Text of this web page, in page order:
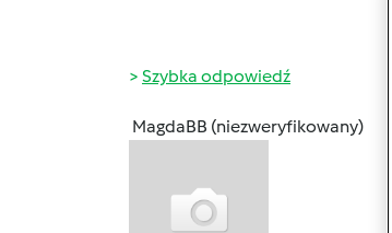
Szybka odpowiedź
MagdaBB (niezweryfikowany)